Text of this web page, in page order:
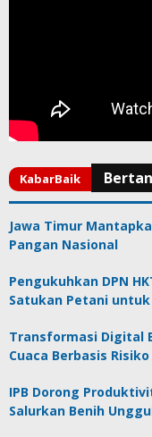
Jawa Timur
Pangan Nasional
Pengukuhkan DPN
Satukan Petani
Transformasi Digital
Cuaca Berbasis Risiko
IPB Dorong
Salurkan Benih